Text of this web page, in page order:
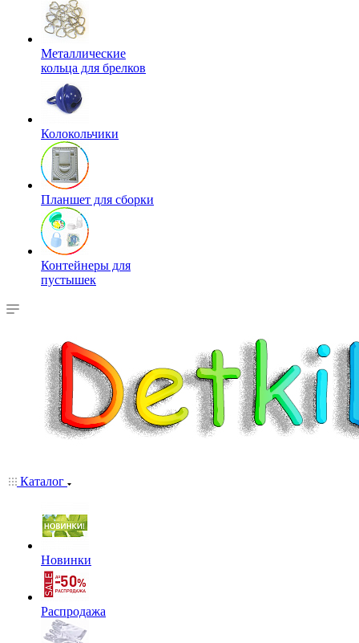
Металлические
кольца для брелков
Колокольчики
Планшет для сборки
Контейнеры для
пустышек
Каталог
Новинки
Распродажа